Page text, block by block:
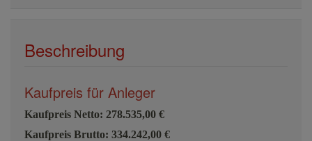
Beschreibung
Kaufpreis für Anleger
Kaufpreis Netto: 278.535,00 €
Kaufpreis Brutto: 334.242,00 €